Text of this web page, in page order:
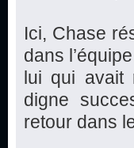
Ici, Chase
dans
lui qui avait
digne
retour dans